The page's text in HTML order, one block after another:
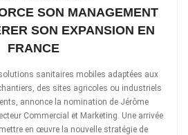
SON MANAGEMENT
SON EXPANSION EN
FRANCE
sanitaires mobiles adaptées aux
des sites agricoles ou industriels
annonce la nomination de Jérôme
Commercial et Marketing. Une arrivée
en œuvre la nouvelle stratégie de